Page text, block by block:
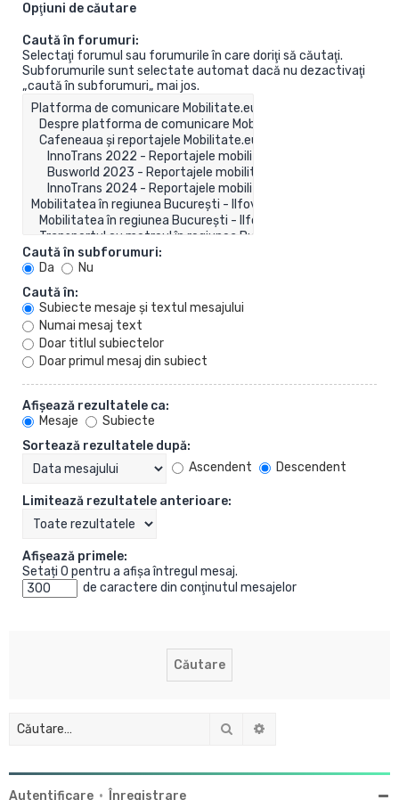
Opţiuni de căutare
Caută în forumuri:
Selectaţi forumul sau forumurile în care doriţi să căutaţi.
Subforumurile sunt selectate automat dacă nu dezactivaţi
„caută în subforumuri„ mai jos.
Caută în subforumuri:
Da
Nu
Caută în:
Subiecte mesaje şi textul mesajului
Numai mesaj text
Doar titlul subiectelor
Doar primul mesaj din subiect
Afişează rezultatele ca:
Mesaje
Subiecte
Sortează rezultatele după:
Ascendent
Descendent
Limitează rezultatele anterioare:
Afişează primele:
Setați 0 pentru a afișa întregul mesaj.
de caractere din conţinutul mesajelor
Căutare
Autentificare • Înregistrare